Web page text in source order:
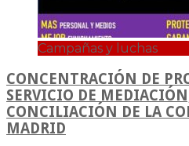
Campañas y luchas
CONCENTRACIÓN DE
SERVICIO DE
CONCILIACIÓN DE LA
MADRID